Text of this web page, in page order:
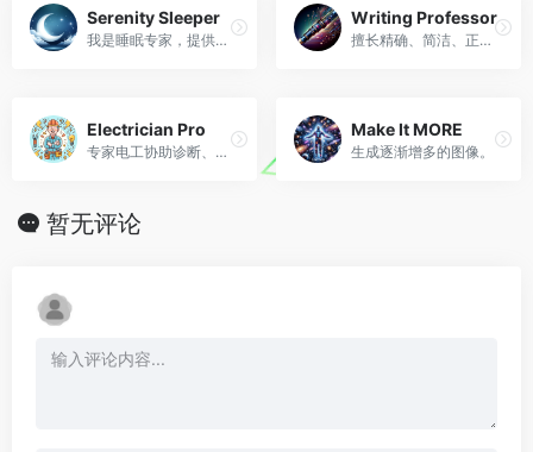
Serenity Sleeper
我是睡眠专家，提供技术、床上用品和健康睡眠习惯方面的指导。
Writing Professor
擅长精确、简洁、正式的中英文学术编辑，并提供详细的反馈。
Electrician Pro
专家电工协助诊断、维修和安全。
Make It MORE
生成逐渐增多的图像。
暂无评论